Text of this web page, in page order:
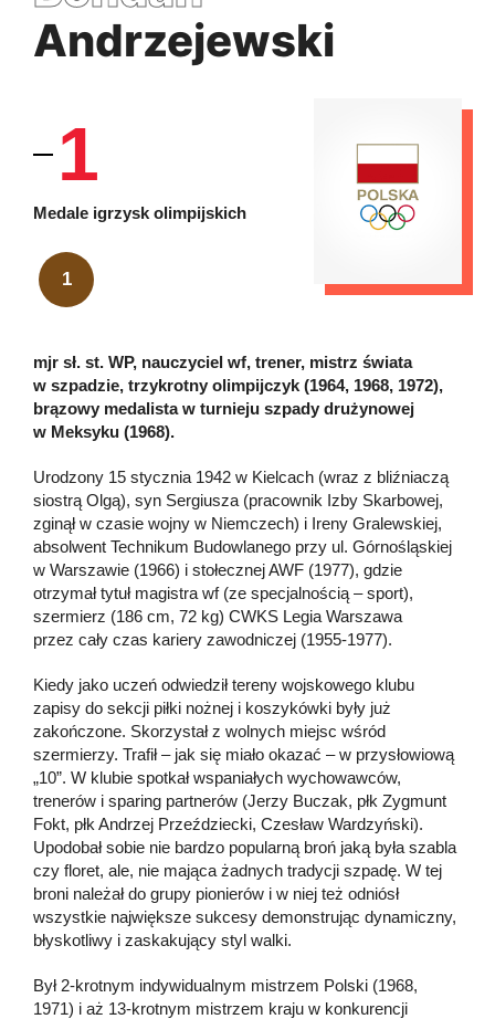
Andrzejewski
1
Medale igrzysk olimpijskich
1
mjr sł. st. WP, nauczyciel wf, trener, mistrz świata
w szpadzie, trzykrotny olimpijczyk (1964, 1968, 1972),
brązowy medalista w turnieju szpady drużynowej
w Meksyku (1968).
Urodzony 15 stycznia 1942 w Kielcach (wraz z bliźniaczą
siostrą Olgą), syn Sergiusza (pracownik Izby Skarbowej,
zginął w czasie wojny w Niemczech) i Ireny Gralewskiej,
absolwent Technikum Budowlanego przy ul. Górnośląskiej
w Warszawie (1966) i stołecznej AWF (1977), gdzie
otrzymał tytuł magistra wf (ze specjalnością – sport),
szermierz (186 cm, 72 kg) CWKS Legia Warszawa
przez cały czas kariery zawodniczej (1955-1977).
Kiedy jako uczeń odwiedził tereny wojskowego klubu
zapisy do sekcji piłki nożnej i koszykówki były już
zakończone. Skorzystał z wolnych miejsc wśród
szermierzy. Trafił – jak się miało okazać – w przysłowiową
„10”. W klubie spotkał wspaniałych wychowawców,
trenerów i sparing partnerów (Jerzy Buczak, płk Zygmunt
Fokt, płk Andrzej Przeździecki, Czesław Wardzyński).
Upodobał sobie nie bardzo popularną broń jaką była szabla
czy floret, ale, nie mająca żadnych tradycji szpadę. W tej
broni należał do grupy pionierów i w niej też odniósł
wszystkie największe sukcesy demonstrując dynamiczny,
błyskotliwy i zaskakujący styl walki.
Był 2-krotnym indywidualnym mistrzem Polski (1968,
1971) i aż 13-krotnym mistrzem kraju w konkurencji